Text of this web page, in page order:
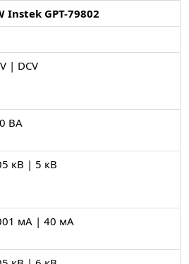
Instek GPT-79802
| DCV
ВА
кВ | 5 кВ
мА | 40 мА